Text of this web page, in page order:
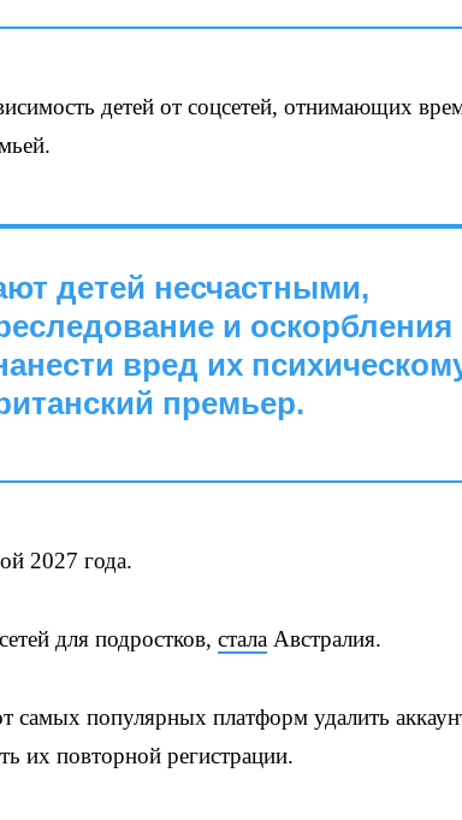
детей от соцсетей, отнимающих
детей несчастными,
и оскорбления
вред их
премьер.
2027 года.
для подростков, стала Австралия.
самых популярных платформ удалить
их повторной регистрации.